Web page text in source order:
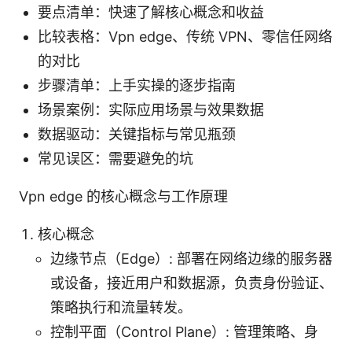
要点清单：快速了解核心概念和收益
比较表格：Vpn edge、传统 VPN、零信任网络
的对比
步骤清单：上手实操的逐步指南
场景案例：实际应用场景与效果数据
数据驱动：关键指标与常见瓶颈
常见误区：需要避免的坑
Vpn edge 的核心概念与工作原理
核心概念
边缘节点（Edge）: 部署在网络边缘的服务器
或设备，接近用户和数据源，负责身份验证、
策略执行和流量转发。
控制平面（Control Plane）: 管理策略、身